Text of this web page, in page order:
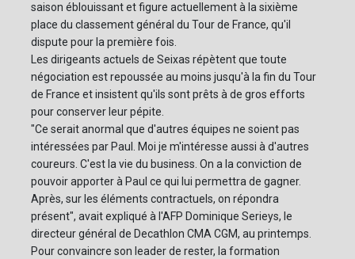
saison éblouissant et figure actuellement à la sixième
place du classement général du Tour de France, qu'il
dispute pour la première fois.
Les dirigeants actuels de Seixas répètent que toute
négociation est repoussée au moins jusqu'à la fin du Tour
de France et insistent qu'ils sont prêts à de gros efforts
pour conserver leur pépite.
"Ce serait anormal que d'autres équipes ne soient pas
intéressées par Paul. Moi je m'intéresse aussi à d'autres
coureurs. C'est la vie du business. On a la conviction de
pouvoir apporter à Paul ce qui lui permettra de gagner.
Après, sur les éléments contractuels, on répondra
présent", avait expliqué à l'AFP Dominique Serieys, le
directeur général de Decathlon CMA CGM, au printemps.
Pour convaincre son leader de rester, la formation